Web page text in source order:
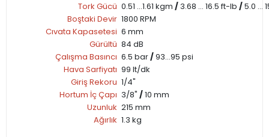
Tork Gücü 0.51 ...1.61 kgm /3.68 ... 16.5 ft-lb /5.0 ...
Boştaki Devir 1800 RPM
Cıvata Kapasetesi 6 mm
Gürültü 84 dB
Çalışma Basıncı 6.5 bar/93...95 psi
Hava Sarfiyatı 99 lt/dk
Giriş Rekoru 1/4"
Hortum İç Çapı 3/8" /10 mm
Uzunluk 215 mm
Ağırlık 1.3 kg